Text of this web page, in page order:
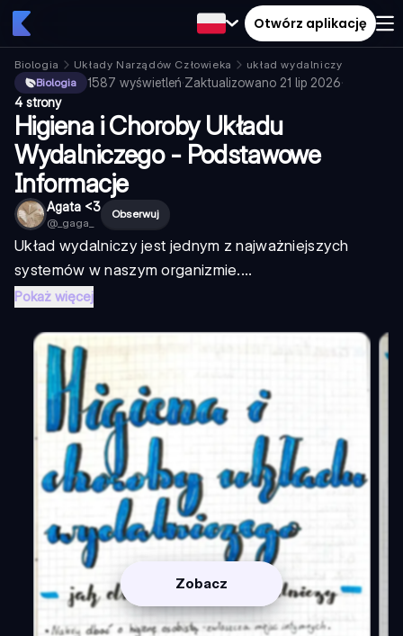
Otwórz aplikację
Biologia Układy Narządów Człowieka
układ wydalniczy
Biologia
1587 wyświetleń·Zaktualizowano 21 lip 2026·
4 strony
Higiena i Choroby Układu
Wydalniczego - Podstawowe
Informacje
Agata <3
@ _gaga_
Obserwuj
Układ wydalniczy jest jednym z najważniejszych
systemów w naszym organizmie....
Pokaż więcej
Zobacz